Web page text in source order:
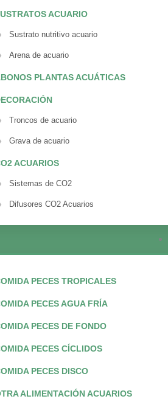
ACUARIO
Sustrato nutritivo acuario
Arena de acuario
PLANTAS ACUÁTICAS
Troncos de acuario
Grava de acuario
ACUARIOS
Sistemas de CO2
Difusores CO2 Acuarios
PECES TROPICALES
PECES AGUA FRÍA
PECES DE FONDO
PECES CÍCLIDOS
PECES DISCO
ALIMENTACIÓN ACUARIOS